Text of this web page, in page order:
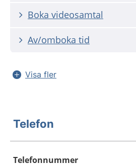
Boka videosamtal
Av/omboka tid
Visa fler
Telefon
Telefonnummer